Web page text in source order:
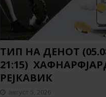
ТИП НА ДЕНОТ
21:15)
РЕЈКАВИК
август 5, 2026